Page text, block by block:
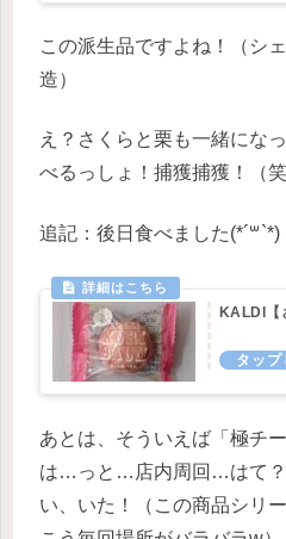
この派生品ですよね！（シ
造）
え？さくらと栗も一緒に
べるっしょ！捕獲捕獲！（笑
追記：後日食べました(*´꒳`*)
KALDI【
あとは、そういえば「極チ
は…っと…店内周回…はて
い、いた！（この商品シリ